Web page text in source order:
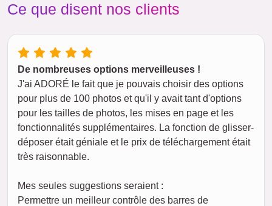
Ce que disent nos clients
De nombreuses options merveilleuses !
J'ai ADORÉ le fait que je pouvais choisir des options
pour plus de 100 photos et qu'il y avait tant d'options
pour les tailles de photos, les mises en page et les
fonctionnalités supplémentaires. La fonction de glisser-
déposer était géniale et le prix de téléchargement était
très raisonnable.
Mes seules suggestions seraient :
Permettre un meilleur contrôle des barres de